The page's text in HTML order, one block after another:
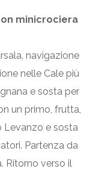
minicrociera
navigazione
nelle Cale più
e sosta per
un primo, frutta,
Levanzo e sosta
Partenza da
Ritorno verso il